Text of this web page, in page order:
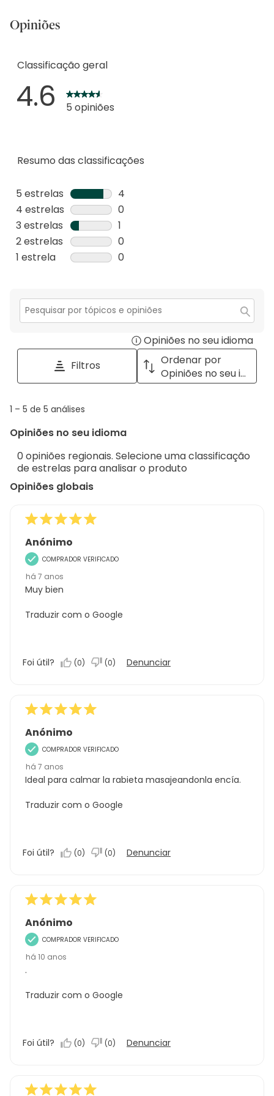
Opiniões
Resumo das classificações
5 estrelas estrelas
4
4
análises
com
5
4 estrelas estrelas
0
0
análise
com
3 estrelas estrelas
1
1
análise
estrelas.
2 estrelas estrelas
0
0
2
estrelas.
1 estrela estrelas
0
com
1
Classificação geral
4.6 5 opiniões
Secção
Opiniões no seu idioma
a
with
Filtros
Ordenar por
Opiniões no seu idioma
1
5
análises
1 – 5 de 5 análises
Opiniões no seu idioma
0 opiniões regionais. Selecione uma classificação
de estrelas para analisar o produto
Opiniões globais
Anónimo
COMPRADOR VERIFICADO
há 7 anos
Muy bien
Traduzir com o Google
Foi útil? (0) (0) Denunciar
Anónimo
COMPRADOR VERIFICADO
há 7 anos
Ideal para calmar la rabieta masajeandonla encía.
Traduzir com o Google
Foi útil? (0) (0) Denunciar
Anónimo
COMPRADOR VERIFICADO
há 10 anos
.
Traduzir com o Google
Foi útil? (0) (0) Denunciar